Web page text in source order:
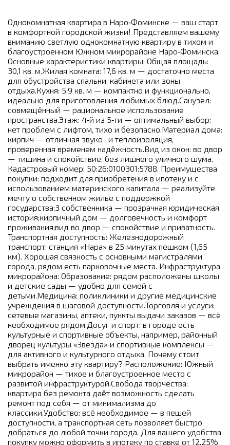
Однокомнатная квартира в Наро‑Фоминске — ваш старт
в комфортной городской жизни! Представляем вашему
вниманию светлую однокомнатную квартиру в тихом и
благоустроенном Южном микрорайоне Наро‑Фоминска.
Основные характеристики квартиры: Общая площадь:
30,1 кв. м.Жилая комната: 17,6 кв. м — достаточно места
для обустройства спальни, кабинета или зоны
отдыха.Кухня: 5,9 кв. м — компактно и функционально,
идеально для приготовления любимых блюд.Санузел:
совмещённый — рациональное использование
пространства.Этаж: 4‑й из 5‑ти — оптимальный выбор:
нет проблем с лифтом, тихо и безопасно.Материал дома:
кирпич — отличная звуко- и теплоизоляция,
проверенная временем надёжность.Вид из окон: во двор
— тишина и спокойствие, без лишнего уличного шума.
Кадастровый номер: 50:26:0100301:5788. Преимущества
покупки: подходит для приобретения в ипотеку и с
использованием материнского капитала — реализуйте
мечту о собственном жилье с поддержкой
государства;3 собственника — прозрачная юридическая
история;кирпичный дом — долговечность и комфорт
проживания;вид во двор — спокойствие и приватность.
Транспортная доступность: Железнодорожный
транспорт: станция «Нара» в 25 минутах пешком (1,65
км). Хорошая связность с основными магистралями
города, рядом есть парковочные места. Инфраструктура
микрорайона: Образование: рядом расположены школы
и детские сады — удобно для семей с
детьми.Медицина: поликлиники и другие медицинские
учреждения в шаговой доступности.Торговля и услуги:
сетевые магазины, аптеки, пункты выдачи заказов — всё
необходимое рядом.Досуг и спорт: в городе есть
культурные и спортивные объекты, например, районный
дворец культуры «Звезда» и спортивные комплексы —
для активного и культурного отдыха. Почему стоит
выбрать именно эту квартиру? Расположение: Южный
микрорайон — тихое и благоустроенное место с
развитой инфраструктурой.Свобода творчества:
квартира без ремонта даёт возможность сделать
ремонт под себя — от минимализма до
классики.Удобство: всё необходимое — в пешей
доступности, а транспортная сеть позволяет быстро
добраться до любой точки города. Для вашего удобства
покупку можно оформить в ипотеку по ставке от 12,25%